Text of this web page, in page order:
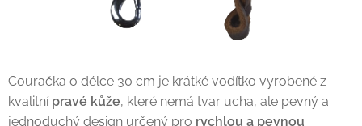
Couračka o délce 30 cm je krátké vodítko vyrobené z
kvalitní pravé kůže, které nemá tvar ucha, ale pevný a
jednoduchý design určený pro rychlou a pevnou